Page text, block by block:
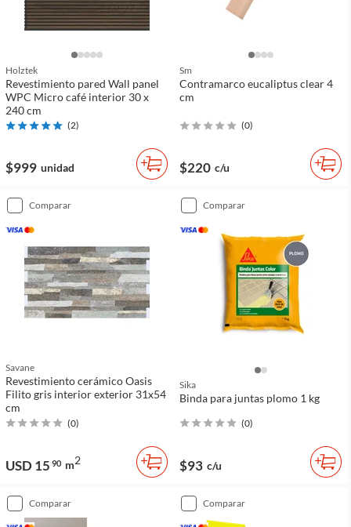
Holztek
Revestimiento pared Wall panel
WPC Micro café interior 30 x
240 cm
(2)
$999 unidad
Sm
Contramarco eucaliptus clear 4
cm
(0)
$220 c/u
comparar
Savane
Revestimiento cerámico Oasis
Filito gris interior exterior 31x54
cm
(0)
USD 15 90 m2
comparar
Sika
Binda para juntas plomo 1 kg
(0)
$93 c/u
comparar comparar